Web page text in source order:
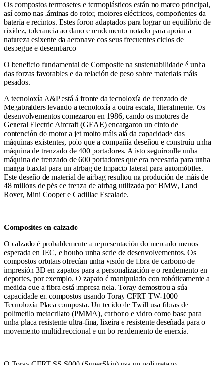
Os compostos termosetes e termoplásticos están no marco principal,
así como nas láminas do rotor, motores eléctricos, compoñentes da
batería e recintos. Estes foron adaptados para lograr un equilibrio de
rixidez, tolerancia ao dano e rendemento notado para apoiar a
natureza esixente da aeronave cos seus frecuentes ciclos de
despegue e desembarco.
O beneficio fundamental de Composite na sustentabilidade é unha
das forzas favorables e da relación de peso sobre materiais máis
pesados.
A tecnoloxía A&P está á fronte da tecnoloxía de trenzado de
Megabraiders levando a tecnoloxía a outra escala, literalmente. Os
desenvolvementos comezaron en 1986, cando os motores de
General Electric Aircraft (GEAE) encargaron un cinto de
contención do motor a jet moito máis alá da capacidade das
máquinas existentes, polo que a compañía deseñou e construíu unha
máquina de trenzado de 400 portadores. A isto seguíronlle unha
máquina de trenzado de 600 portadores que era necesaria para unha
manga biaxial para un airbag de impacto lateral para automóbiles.
Este deseño de material de airbag resultou na produción de máis de
48 millóns de pés de trenza de airbag utilizada por BMW, Land
Rover, Mini Cooper e Cadillac Escalade.
Composites en calzado
O calzado é probablemente a representación do mercado menos
esperada en JEC, e houbo unha serie de desenvolvementos. Os
compostos orbitais ofrecían unha visión de fibra de carbono de
impresión 3D en zapatos para a personalización e o rendemento en
deportes, por exemplo. O zapato é manipulado con robóticamente a
medida que a fibra está impresa nela. Toray demostrou a súa
capacidade en compostos usando Toray CFRT TW-1000
Tecnoloxía Placa composta. Un tecido de Twill usa fibras de
polimetilo metacrilato (PMMA), carbono e vidro como base para
unha placa resistente ultra-fina, lixeira e resistente deseñada para o
movemento multidireccional e un bo rendemento de enerxía.